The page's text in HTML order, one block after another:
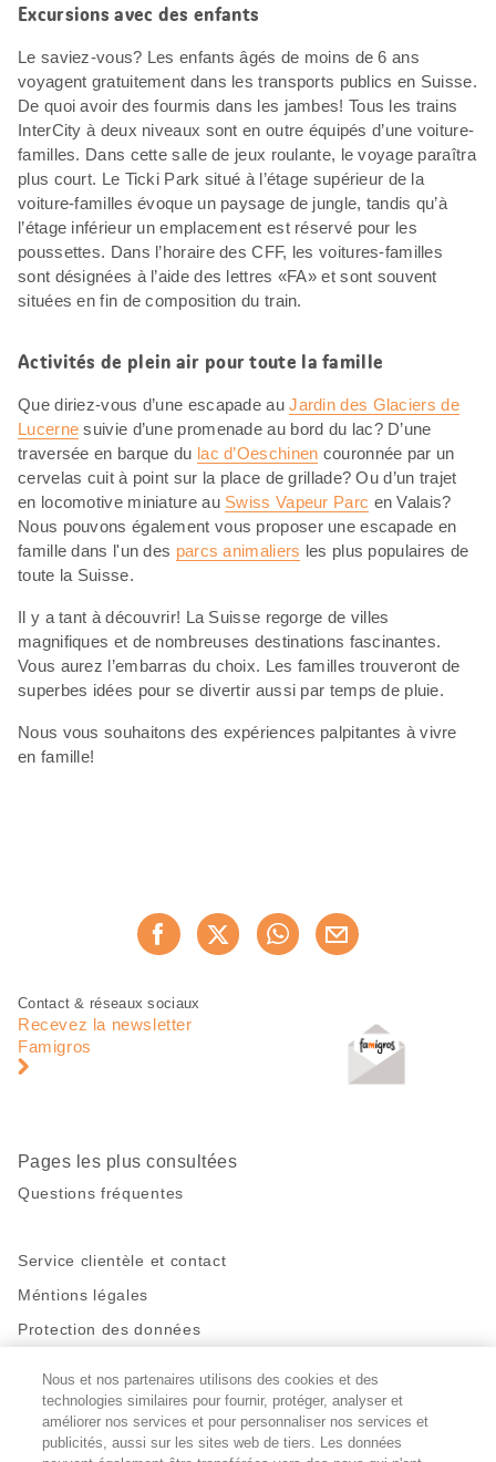
Excursions avec des enfants
Le saviez-vous? Les enfants âgés de moins de 6 ans
voyagent gratuitement dans les transports publics en Suisse.
De quoi avoir des fourmis dans les jambes! Tous les trains
InterCity à deux niveaux sont en outre équipés d’une voiture-
familles. Dans cette salle de jeux roulante, le voyage paraîtra
plus court. Le Ticki Park situé à l’étage supérieur de la
voiture-familles évoque un paysage de jungle, tandis qu’à
l’étage inférieur un emplacement est réservé pour les
poussettes. Dans l’horaire des CFF, les voitures-familles
sont désignées à l’aide des lettres «FA» et sont souvent
situées en fin de composition du train.
Activités de plein air pour toute la famille
Que diriez-vous d’une escapade auJardin des Glaciers de
Lucerne suivie d’une promenade au bord du lac? D’une
traversée en barque du lac d’Oeschinen couronnée par un
cervelas cuit à point sur la place de grillade? Ou d’un trajet
en locomotive miniature au Swiss Vapeur Parc en Valais?
Nous pouvons également vous proposer une escapade en
famille dans l'un des parcs animaliers les plus populaires de
toute la Suisse.
Il y a tant à découvrir! La Suisse regorge de villes
magnifiques et de nombreuses destinations fascinantes.
Vous aurez l’embarras du choix. Les familles trouveront de
superbes idées pour se divertir aussi par temps de pluie.
Nous vous souhaitons des expériences palpitantes à vivre
en famille!
Recommander maintenant
Pied
page
Navigation
pied
Contact & réseaux sociaux
Recevez la newsletter
Famigros
Pages les plus consultées
Questions fréquentes
Service clientèle et contact
Méntions légales
Protection des données
Restez en contact!
Facebook
http://twitter.com/migros
https://www.youtube.com/user/
PinterestInstagram
Nous et nos partenaires utilisons des cookies et des
technologies similaires pour fournir, protéger, analyser et
améliorer nos services et pour personnaliser nos services et
publicités, aussi sur les sites web de tiers. Les données